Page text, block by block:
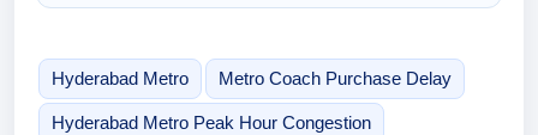
Hyderabad Metro Metro Coach Purchase Delay
Hyderabad Metro Peak Hour Congestion